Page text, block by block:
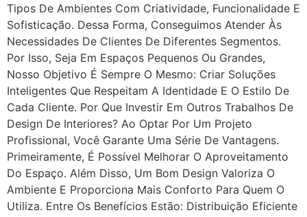
Tipos De Ambientes Com Criatividade, Funcionalidade E
Sofisticação. Dessa Forma, Conseguimos Atender Às
Necessidades De Clientes De Diferentes Segmentos.
Por Isso, Seja Em Espaços Pequenos Ou Grandes,
Nosso Objetivo É Sempre O Mesmo: Criar Soluções
Inteligentes Que Respeitam A Identidade E O Estilo De
Cada Cliente. Por Que Investir Em Outros Trabalhos De
Design De Interiores? Ao Optar Por Um Projeto
Profissional, Você Garante Uma Série De Vantagens.
Primeiramente, É Possível Melhorar O Aproveitamento
Do Espaço. Além Disso, Um Bom Design Valoriza O
Ambiente E Proporciona Mais Conforto Para Quem O
Utiliza. Entre Os Benefícios Estão: Distribuição Eficiente